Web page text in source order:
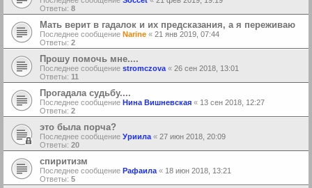
Ответы: 8
Мать верит в гадалок и их предсказания, а я переживаю
Последнее сообщение Narine « 21 янв 2019, 07:44
Ответы: 2
Прошу помочь мне....
Последнее сообщение stromczova « 26 сен 2018, 13:01
Ответы: 11
Прогадала судьбу....
Последнее сообщение Нина Вишневская « 13 сен 2018, 12:27
Ответы: 2
это была порча?
Последнее сообщение Уриила « 27 июн 2018, 20:09
Ответы: 20
спиритизм
Последнее сообщение Рафаила « 18 июн 2018, 13:21
Ответы: 5